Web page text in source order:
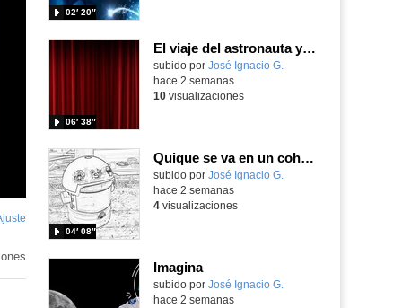
pantalla
02′ 20″
El viaje del astronauta y la luna
Contenido educativo.
subido por José Ignacio G.
06′ 38″
hace 2 semanas
10visualizaciones
Quique se va en un cohete
Contenido educativo.
subido por José Ignacio G.
04′ 08″
hace 2 semanas
4visualizaciones
Imagina
Contenido educativo.
subido por José Ignacio G.
hace 2 semanas